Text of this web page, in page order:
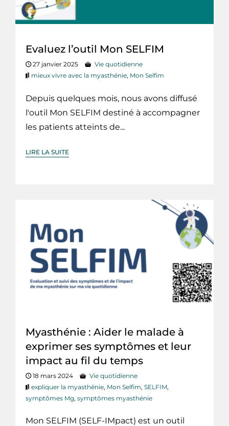
Evaluez l’outil Mon SELFIM
27 janvier 2025
Vie quotidienne
mieux vivre avec la myasthénie, Mon Selfim
Depuis quelques mois, nous avons diffusé
l'outil Mon SELFIM destiné à accompagner
les patients atteints de...
LIRE LA SUITE
Myasthénie : Aider le malade à
exprimer ses symptômes et leur
impact au fil du temps
18 mars 2024
Vie quotidienne
expliquer la myasthénie, Mon Selfim, SELFIM,
symptômes Mg, symptômes myasthénie
Mon SELFIM (SELF-IMpact) est un outil